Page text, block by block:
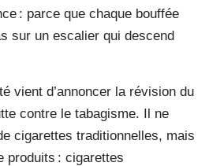
: parce que chaque bouffée
sur un escalier qui descend
vient d’annoncer la révision du
contre le tabagisme. Il ne
cigarettes traditionnelles, mais
produits : cigarettes